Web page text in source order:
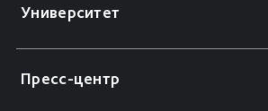
Университет
Пресс-центр